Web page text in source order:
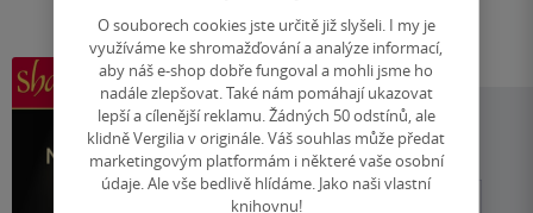
O souborech cookies jste určitě již slyšeli. I my je
využíváme ke shromažďování a analýze informací,
aby náš e-shop dobře fungoval a mohli jsme ho
nadále zlepšovat. Také nám pomáhají ukazovat
lepší a cílenější reklamu. Žádných 50 odstínů, ale
klidně Vergilia v originále. Váš souhlas může předat
marketingovým platformám i některé vaše osobní
údaje. Ale vše bedlivě hlídáme. Jako naši vlastní
knihovnu!